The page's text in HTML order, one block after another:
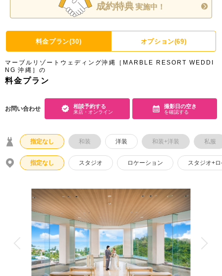
ムービー
オプション ブログ
アクセス/TEL スタジオトップ
こだわりポイント
海での撮影 チャペルでの撮影
動画の作成 豊富なドレス
ドローン撮影 人気スポットでの撮影
衣装追加無料
子供用の衣装
家族・友人と撮影
赤ちゃん対応施設
成約特典実施中！
料金プラン(30) オプション(69)
マーブルリゾートウェディング沖縄［MARBLE RESORT WEDDI
NG 沖縄］の
料金プラン
お問い合わせ 相談予約する
来店・オンライン
撮影日の空き
を確認する
指定なし 和装 洋装 和装+洋装 私服
指定なし スタジオ ロケーション スタジオ+